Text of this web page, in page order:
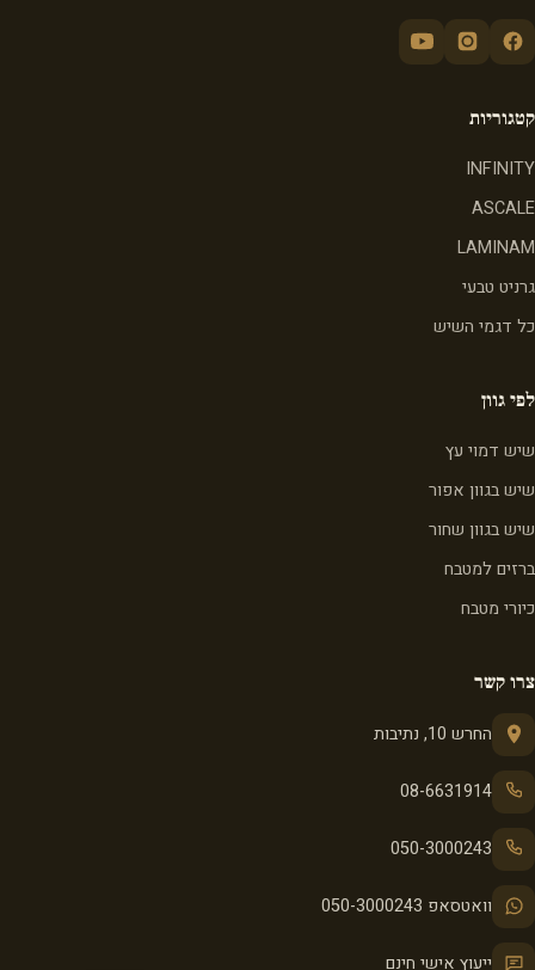
קטגוריות
INFINITY
ASCALE
LAMINAM
גרניט טבעי
כל דגמי השיש
לפי גוון
שיש דמוי עץ
שיש בגוון אפור
שיש בגוון שחור
ברזים למטבח
כיורי מטבח
צרו קשר
החרש 10, נתיבות
08-6631914
050-3000243
וואטסאפ 050-3000243
ייעוץ אישי חינם